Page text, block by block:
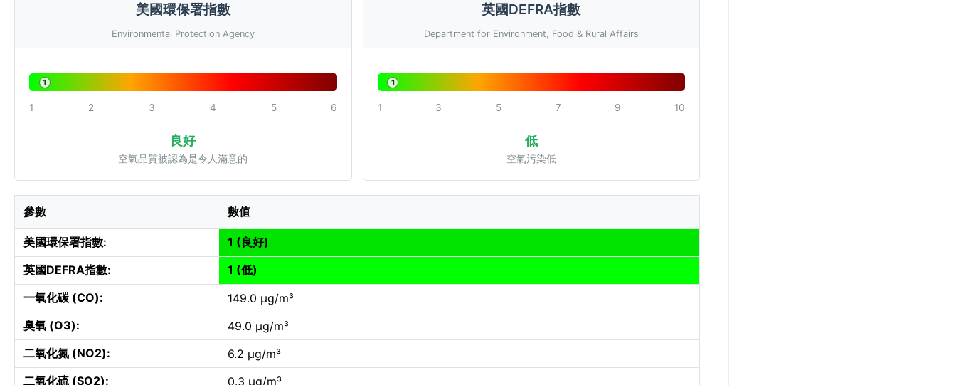
美國環保署指數
Environmental Protection Agency
1
1 2 3 4 5 6
良好
空氣品質被認為是令人滿意的
英國DEFRA指數
Department for Environment, Food & Rural Affairs
1
1 3 5 7 9 10
低
空氣污染低
參數 數值
美國環保署指數:
1 (良好)
英國DEFRA指數:
1 (低)
一氧化碳 (CO):
149.0 µg/m³
臭氧 (O3):
49.0 µg/m³
二氧化氮 (NO2):
6.2 µg/m³
二氧化硫 (SO2):
0.3 µg/m³